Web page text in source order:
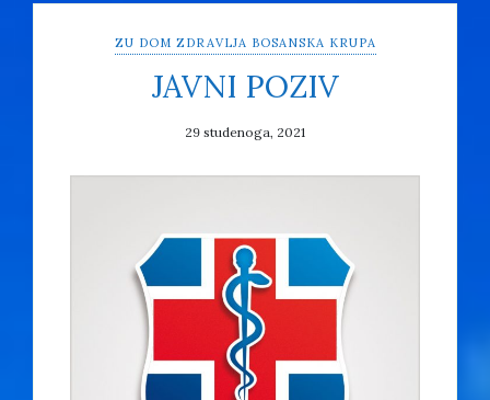
ZU DOM ZDRAVLJA BOSANSKA KRUPA
JAVNI POZIV
29 studenoga, 2021